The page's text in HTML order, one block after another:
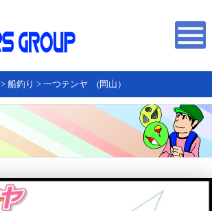
> 船釣り > 一つテンヤ (岡山）